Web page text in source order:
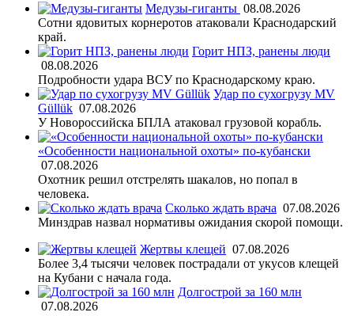
Медузы-гиганты 08.08.2026
Сотни ядовитых корнеротов атаковали Краснодарский
край.
Горит НПЗ, ранены люди
08.08.2026
Подробности удара ВСУ по Краснодарскому краю.
Удар по сухогрузу MV
Güllük 07.08.2026
У Новороссийска БПЛА атаковал грузовой корабль.
«Особенности национальной охоты» по-кубански
07.08.2026
Охотник решил отстрелять шакалов, но попал в
человека.
Сколько ждать врача 07.08.2026
Минздрав назвал нормативы ожидания скорой помощи.
Жертвы клещей 07.08.2026
Более 3,4 тысячи человек пострадали от укусов клещей
на Кубани с начала года.
Долгострой за 160 млн
07.08.2026